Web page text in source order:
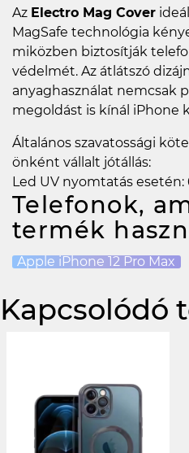
Az Electro Mag Cover
MagSafe technológia
miközben biztosítják
védelmét. Az átlátszó
anyaghasználat nemcsak
megoldást is kínál iPhone
Általános szavatossági
önként vállalt jótállás:
Led UV nyomtatás
Telefonok,
termék
Apple iPhone 12 Pro Max
Kapcsolódó